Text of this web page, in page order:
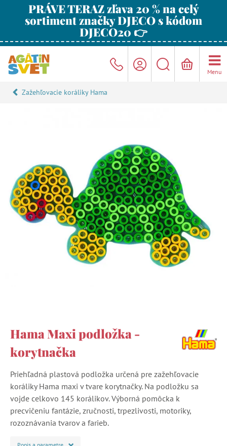
PRÁVE TERAZ zľava 20 % na celý
sortiment značky DJECO s kódom
DJECO20 👉
Menu
Zažehľovacie koráliky Hama
Hama Maxi podložka -
korytnačka
Priehľadná plastová podložka určená pre zažehľovacie
koráliky Hama maxi v tvare korytnačky. Na podložku sa
vojde celkovo 145 korálikov. Výborná pomôcka k
precvičeniu fantázie, zručnosti, trpezlivosti, motoriky,
rozoznávania tvarov a farieb.